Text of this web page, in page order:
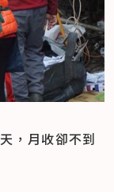
，月收卻不到